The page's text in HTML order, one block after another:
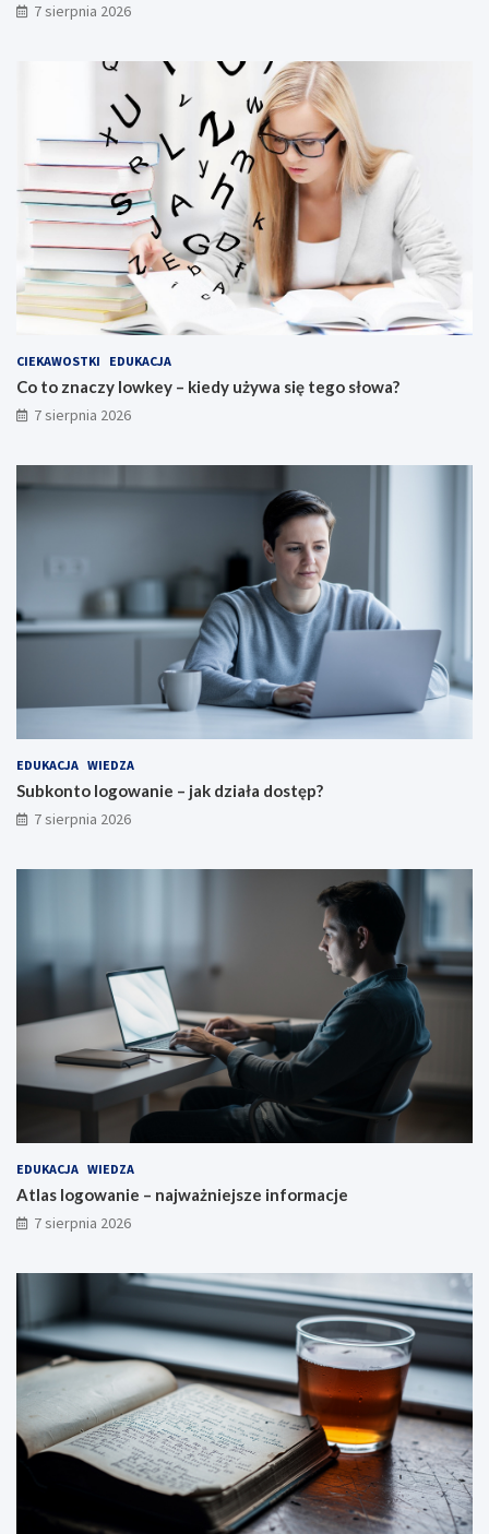
7 sierpnia 2026
CIEKAWOSTKI EDUKACJA
Co to znaczy lowkey – kiedy używa się tego słowa?
7 sierpnia 2026
EDUKACJA WIEDZA
Subkonto logowanie – jak działa dostęp?
7 sierpnia 2026
EDUKACJA WIEDZA
Atlas logowanie – najważniejsze informacje
7 sierpnia 2026